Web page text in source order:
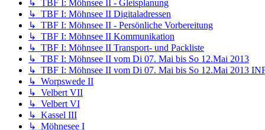
↳ TBF I: Möhnsee II - Gleisplanung
↳ TBF I: Möhnsee II Digitaladressen
↳ TBF I: Möhnsee II - Persönliche Vorbereitung
↳ TBF I: Möhnsee II Kommunikation
↳ TBF I: Möhnsee II Transport- und Packliste
↳ TBF I: Möhnsee II vom Di 07. Mai bis So 12.Mai 2013
↳ TBF I: Möhnsee II vom Di 07. Mai bis So 12.Mai 2013
↳ Worpswede II
↳ Velbert VII
↳ Velbert VI
↳ Kassel III
↳ Möhnesee I